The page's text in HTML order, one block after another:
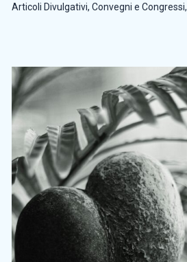
Articoli Divulgativi, Convegni e Congressi,